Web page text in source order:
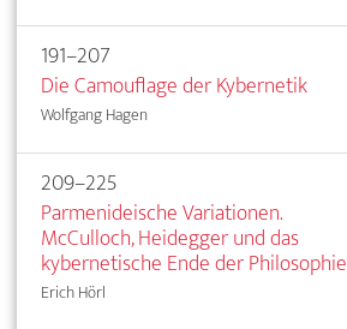
191–207
Die Camouflage der Kybernetik
Wolfgang Hagen
209–225
Parmenideische Variationen.
McCulloch, Heidegger und das
kybernetische Ende der Philosophie
Erich Hörl